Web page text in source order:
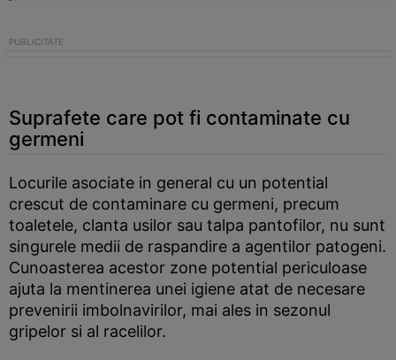
Suprafete care pot fi contaminate cu
germeni
Locurile asociate in general cu un potential
crescut de contaminare cu germeni, precum
toaletele, clanta usilor sau talpa pantofilor, nu sunt
singurele medii de raspandire a agentilor patogeni.
Cunoasterea acestor zone potential periculoase
ajuta la mentinerea unei igiene atat de necesare
prevenirii imbolnavirilor, mai ales in sezonul
gripelor si al racelilor.